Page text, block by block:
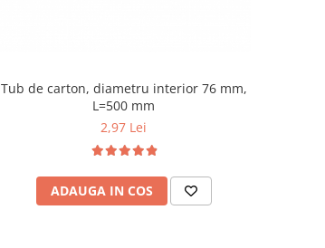
Tub de carton, diametru interior 76 mm,
L=500 mm
2,97 Lei
ADAUGA IN COS